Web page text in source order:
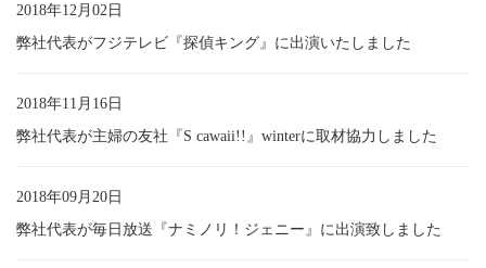
2018年12月02日
弊社代表がフジテレビ『探偵キング』に出演いたしました
2018年11月16日
弊社代表が主婦の友社『S cawaii!!』winterに取材協力しました
2018年09月20日
弊社代表が毎日放送『ナミノリ！ジェニー』に出演致しました